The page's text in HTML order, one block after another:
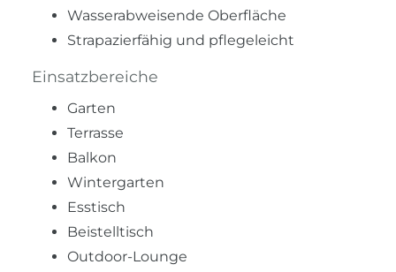
Wasserabweisende Oberfläche
Strapazierfähig und pflegeleicht
Einsatzbereiche
Garten
Terrasse
Balkon
Wintergarten
Esstisch
Beistelltisch
Outdoor-Lounge